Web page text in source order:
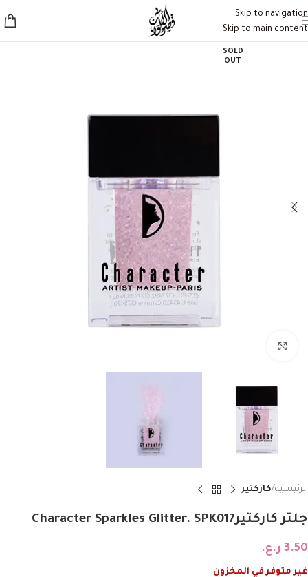
Skip to navigation
Skip to main content
SOLD
OUT
الرئيسية كاركتير
جلتر كاركتيرCharacter Sparkles Glitter. SPK017
3.50 ر.ع.
غير متوفر في المخزون